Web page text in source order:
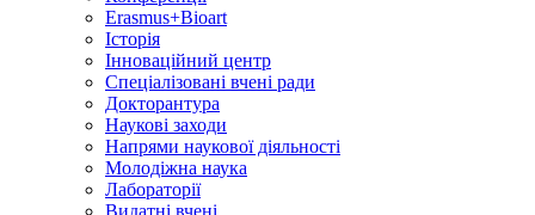
Erasmus+Bioart
Історія
Інноваційний центр
Спеціалізовані вчені ради
Докторантура
Наукові заходи
Напрями наукової діяльності
Молодіжна наука
Лабораторії
Видатні вчені